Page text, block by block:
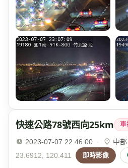
快速公路78號西向25km 車
2023-07-07 22:46:00 · 中
23.6912, 120.411
即時影像